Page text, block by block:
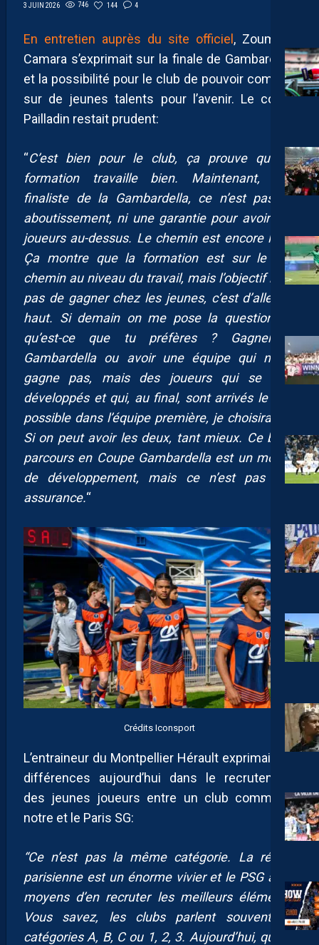
3 JUIN 2026 746 144 4
En entretien auprès du site officiel, Zoumana
Camara s’exprimait sur la finale de Gambardella
et la possibilité pour le club de pouvoir compter
sur de jeunes talents pour l’avenir. Le coach
Pailladin restait prudent:
“C’est bien pour le club, ça prouve que la
formation travaille bien. Maintenant, être
finaliste de la Gambardella, ce n’est pas un
aboutissement, ni une garantie pour avoir des
joueurs au-dessus. Le chemin est encore long.
Ça montre que la formation est sur le bon
chemin au niveau du travail, mais l’objectif n’est
pas de gagner chez les jeunes, c’est d’aller en
haut. Si demain on me pose la question : «
qu’est-ce que tu préfères ? Gagner la
Gambardella ou avoir une équipe qui ne la
gagne pas, mais des joueurs qui se sont
développés et qui, au final, sont arrivés le plus
possible dans l’équipe première, je choisirai ça.
Si on peut avoir les deux, tant mieux. Ce beau
parcours en Coupe Gambardella est un moyen
de développement, mais ce n’est pas une
assurance.“
Crédits Iconsport
L’entraineur du Montpellier Hérault exprimait les
différences aujourd’hui dans le recrutement
des jeunes joueurs entre un club comme le
notre et le Paris SG:
“Ce n’est pas la même catégorie. La région
parisienne est un énorme vivier et le PSG a les
moyens d’en recruter les meilleurs éléments.
Vous savez, les clubs parlent souvent de
catégories A, B, C ou 1, 2, 3. Aujourd’hui, quand